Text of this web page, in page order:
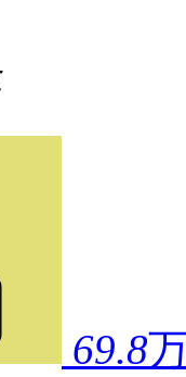
69.8